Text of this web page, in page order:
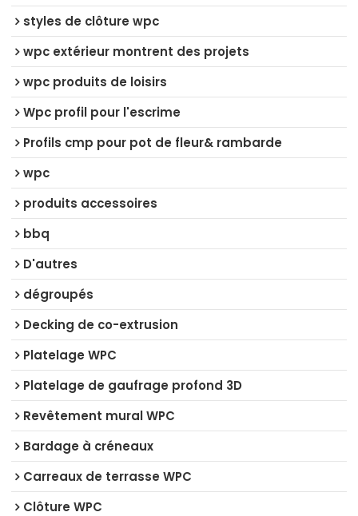
styles de clôture wpc
wpc extérieur montrent des projets
wpc produits de loisirs
Wpc profil pour l'escrime
Profils cmp pour pot de fleur& rambarde
wpc
produits accessoires
bbq
D'autres
dégroupés
Decking de co-extrusion
Platelage WPC
Platelage de gaufrage profond 3D
Revêtement mural WPC
Bardage à créneaux
Carreaux de terrasse WPC
Clôture WPC